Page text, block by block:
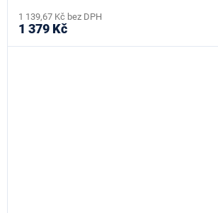
1 139,67 Kč bez DPH
1 379 Kč